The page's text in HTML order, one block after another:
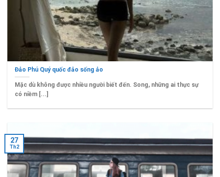
Đảo Phú Quý quốc đảo sống ảo
Mặc dù không được nhiều người biết đến. Song, những ai thực sự
có niềm [...]
27
Th2